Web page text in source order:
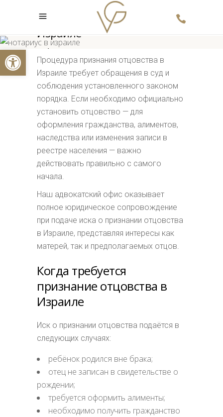
Открыть панель инструментов
Признание отцовства в
Израиле
/
Признание отцовства в Израиле
Процедура признания отцовства в
Израиле требует обращения в суд и
соблюдения установленного законом
порядка. Если необходимо официально
установить отцовство — для
оформления гражданства, алиментов,
наследства или изменения записи в
реестре населения — важно
действовать правильно с самого
начала.
Наш адвокатский офис оказывает
полное юридическое сопровождение
при подаче иска о признании отцовства
в Израиле, представляя интересы как
матерей, так и предполагаемых отцов.
Когда требуется
признание отцовства в
Израиле
Иск о признании отцовства подаётся в
следующих случаях:
ребёнок родился вне брака;
отец не записан в свидетельстве о
рождении;
требуется оформить алименты;
необходимо получить гражданство